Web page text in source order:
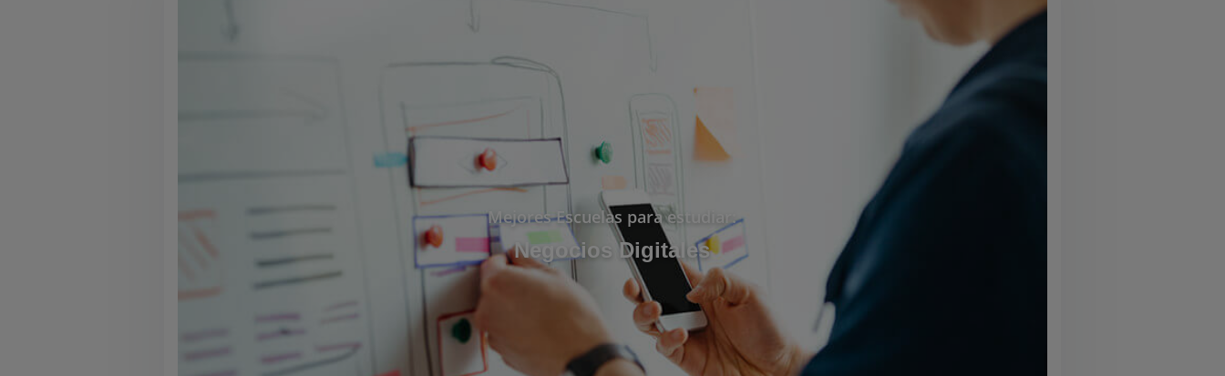
Mejores Escuelas para estudiar:
Negocios Digitales